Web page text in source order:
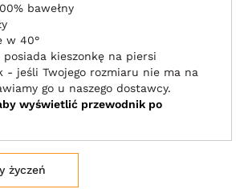
bawełny
w 40°
posiada kieszonkę na piersi
- jeśli Twojego rozmiaru nie ma na
go u naszego dostawcy.
wyświetlić przewodnik po
życzeń